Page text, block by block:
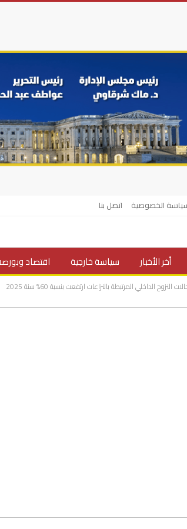
الخصوصية اتصل بنا
أخر الأخبار سياسة خارجية اقتصاد
المرأة والحياة المنح الدراسية
النزوح الداخلي المرتبطة بالنزاعات ارتفعت بنسبة 60% سنة 2025